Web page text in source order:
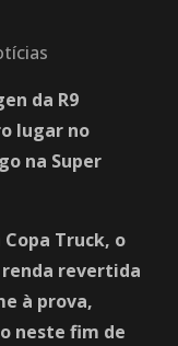
da R9
lugar no
na Super
Truck, o
renda revertida
à prova,
neste fim de